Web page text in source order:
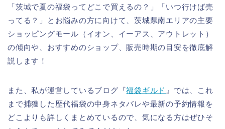
「茨城で夏の福袋ってどこで買えるの？」「いつ行けば売
ってる？」とお悩みの方に向けて、茨城県南エリアの主要
ショッピングモール（イオン、イーアス、アウトレット）
の傾向や、おすすめのショップ、販売時期の目安を徹底解
説します！
また、私が運営しているブログ『福袋ギルド 』では、これ
まで捕獲した歴代福袋の中身ネタバレや最新の予約情報を
どこよりも詳しくまとめているので、気になる方はぜひそ